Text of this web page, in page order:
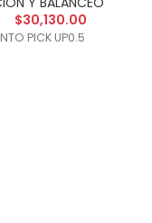
$30,130.00
PICK UP0.5